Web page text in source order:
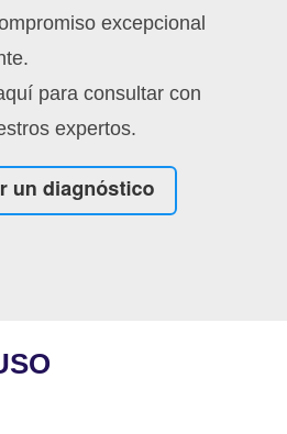
excepcional
para consultar con
expertos.